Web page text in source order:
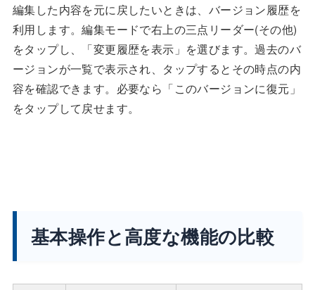
編集した内容を元に戻したいときは、バージョン履歴を
利用します。編集モードで右上の三点リーダー(その他)
をタップし、「変更履歴を表示」を選びます。過去のバ
ージョンが一覧で表示され、タップするとその時点の内
容を確認できます。必要なら「このバージョンに復元」
をタップして戻せます。
基本操作と高度な機能の比較